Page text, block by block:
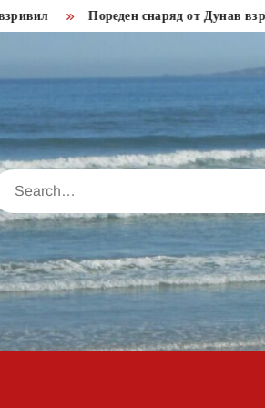
Пореден снаряд от Дунав взривиха
Search